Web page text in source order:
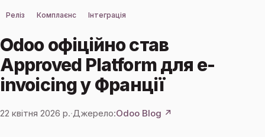
Для кого
Новини
Реліз Комплаєнс Інтеграція
Odoo офіційно став
Approved Platform для e-
invoicing у Франції
22 квітня 2026 р.·Джерело:Odoo Blog ↗